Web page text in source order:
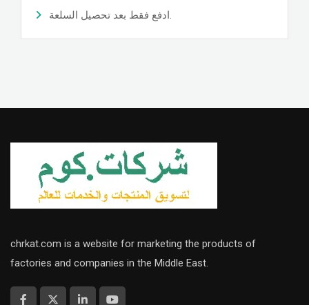
ادفع فقط بعد تحصيل السلعة.
chrkat.com is a website for marketing the products of
factories and companies in the Middle East.